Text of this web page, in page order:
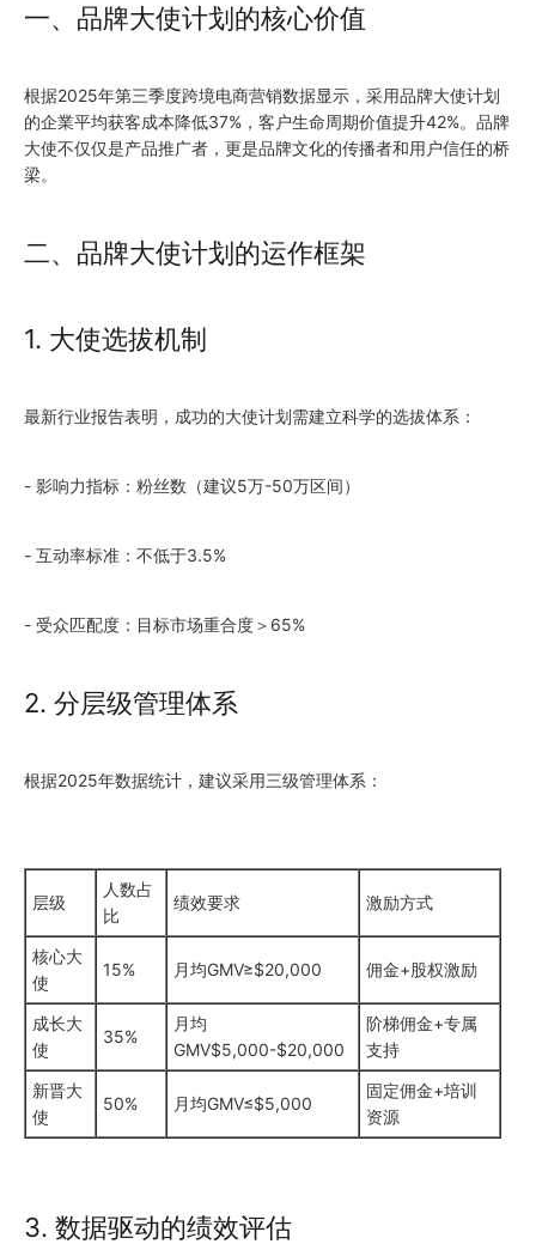
一、品牌大使计划的核心价值
根据2025年第三季度跨境电商营销数据显示，采用品牌大使计划
的企業平均获客成本降低37%，客户生命周期价值提升42%。品牌
大使不仅仅是产品推广者，更是品牌文化的传播者和用户信任的桥
梁。
二、品牌大使计划的运作框架
1. 大使选拔机制
最新行业报告表明，成功的大使计划需建立科学的选拔体系：
- 影响力指标：粉丝数（建议5万-50万区间）
- 互动率标准：不低于3.5%
- 受众匹配度：目标市场重合度＞65%
2. 分层级管理体系
根据2025年数据统计，建议采用三级管理体系：
层级
人数占
比
绩效要求 激励方式
核心大
使
15% 月均GMV≥$20,000 佣金+股权激励
成长大
使
35%
月均
GMV$5,000-$20,000
阶梯佣金+专属
支持
新晋大
使
50% 月均GMV≤$5,000
固定佣金+培训
资源
3. 数据驱动的绩效评估